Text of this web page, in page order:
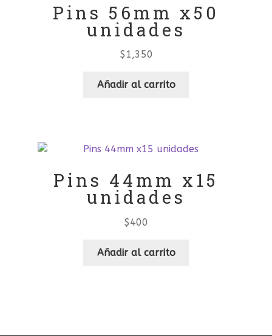
Pins 56mm x50
unidades
$1,350
Añadir al carrito
Pins 44mm x15
unidades
$400
Añadir al carrito